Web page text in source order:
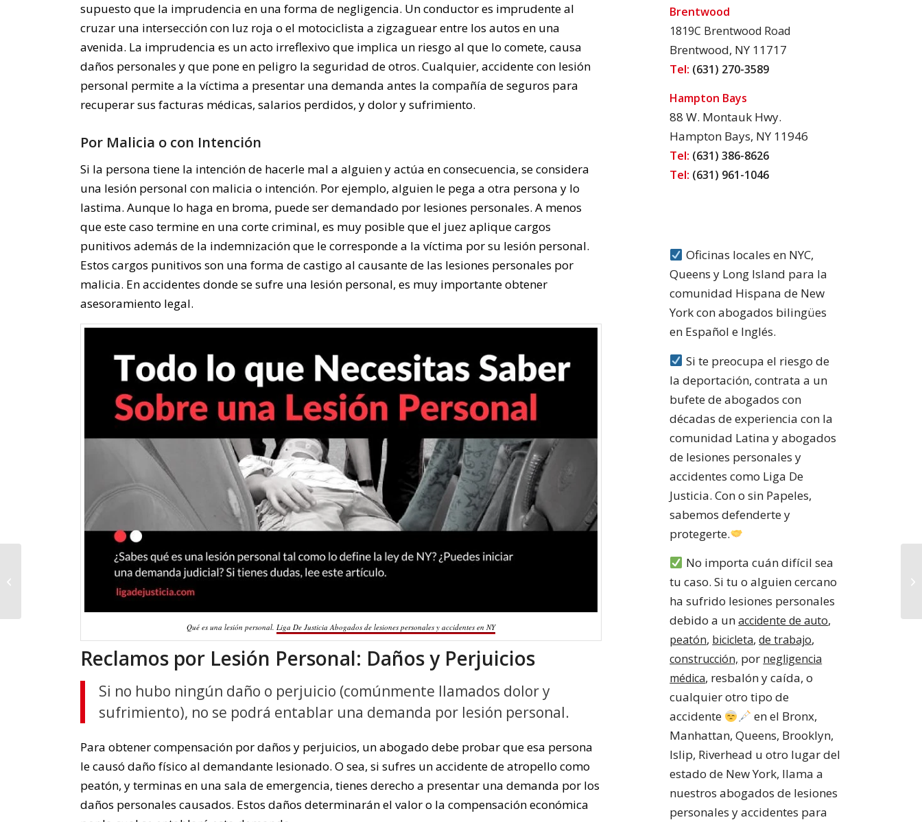
supuesto que la imprudencia en una forma de negligencia. Un conductor es imprudente al
cruzar una intersección con luz roja o el motociclista a zigzaguear entre los autos en una
avenida. La imprudencia es un acto irreflexivo que implica un riesgo al que lo comete, causa
daños personales y que pone en peligro la seguridad de otros. Cualquier, accidente con lesión
personal permite a la víctima a presentar una demanda antes la compañía de seguros para
recuperar sus facturas médicas, salarios perdidos, y dolor y sufrimiento.
Por Malicia o con Intención
Si la persona tiene la intención de hacerle mal a alguien y actúa en consecuencia, se considera
una lesión personal con malicia o intención. Por ejemplo, alguien le pega a otra persona y lo
lastima. Aunque lo haga en broma, puede ser demandado por lesiones personales. A menos
que este caso termine en una corte criminal, es muy posible que el juez aplique cargos
punitivos además de la indemnización que le corresponde a la víctima por su lesión personal.
Estos cargos punitivos son una forma de castigo al causante de las lesiones personales por
malicia. En accidentes donde se sufre una lesión personal, es muy importante obtener
asesoramiento legal.
Qué es una lesión personal.Liga De Justicia Abogados de lesiones personales y accidentes en NY
Reclamos por Lesión Personal: Daños y Perjuicios
Si no hubo ningún daño o perjuicio (comúnmente llamados dolor y
sufrimiento), no se podrá entablar una demanda por lesión personal.
Para obtener compensación por daños y perjuicios, un abogado debe probar que esa persona
le causó daño físico al demandante lesionado. O sea, si sufres un accidente de atropello como
peatón, y terminas en una sala de emergencia, tienes derecho a presentar una demanda por los
daños personales causados. Estos daños determinarán el valor o la compensación económica
Brentwood
1819C Brentwood Road
Brentwood, NY 11717
Tel: (631) 270-3589
Hampton Bays
88 W. Montauk Hwy.
Hampton Bays, NY 11946
Tel: (631) 386-8626
Tel: (631) 961-1046
Oficinas locales en NYC,
Queens y Long Island para la
comunidad Hispana de New
York con abogados bilingües
en Español e Inglés.
Si te preocupa el riesgo de
la deportación, contrata a un
bufete de abogados con
décadas de experiencia con la
comunidad Latina y abogados
de lesiones personales y
accidentes como Liga De
Justicia. Con o sin Papeles,
sabemos defenderte y
protegerte.
No importa cuán difícil sea
tu caso. Si tu o alguien cercano
ha sufrido lesiones personales
debido a unaccidente de auto,
peatón, bicicleta,de trabajo,
construcción, por negligencia
médica, resbalón y caída, o
cualquier otro tipo de
accidente
en el Bronx,
Manhattan, Queens, Brooklyn,
Islip, Riverhead u otro lugar del
estado de New York, llama a
nuestros abogados de lesiones
personales y accidentes para